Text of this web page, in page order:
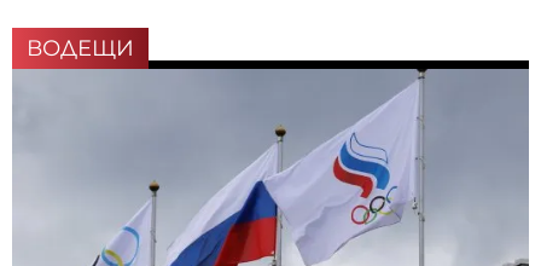
ВОДЕЩИ